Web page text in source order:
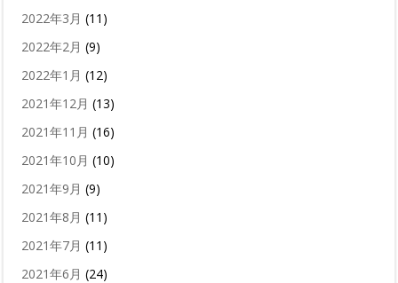
2022年3月 (11)
2022年2月 (9)
2022年1月 (12)
2021年12月 (13)
2021年11月 (16)
2021年10月 (10)
2021年9月 (9)
2021年8月 (11)
2021年7月 (11)
2021年6月 (24)